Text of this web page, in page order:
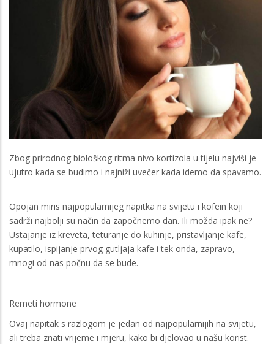
Zbog prirodnog biološkog ritma nivo kortizola u tijelu najviši je
ujutro kada se budimo i najniži uvečer kada idemo da spavamo.
Opojan miris najpopularnijeg napitka na svijetu i kofein koji
sadrži najbolji su način da započnemo dan. Ili možda ipak ne?
Ustajanje iz kreveta, teturanje do kuhinje, pristavljanje kafe,
kupatilo, ispijanje prvog gutljaja kafe i tek onda, zapravo,
mnogi od nas počnu da se bude.
Remeti hormone
Ovaj napitak s razlogom je jedan od najpopularnijih na svijetu,
ali treba znati vrijeme i mjeru, kako bi djelovao u našu korist.